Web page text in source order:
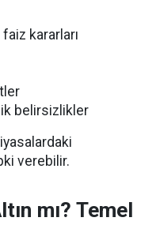
kararları
belirsizlikler
verebilir.
mı? Temel